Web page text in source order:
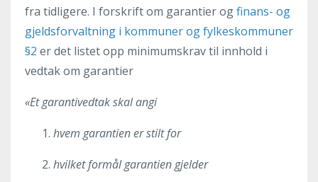
fra tidligere. I forskrift om garantier ogfinans- og
gjeldsforvaltning i kommuner og fylkeskommuner
§2 er det listet opp minimumskrav til innhold i
vedtak om garantier
«Et garantivedtak skal angi
hvem garantien er stilt for
hvilket formål garantien gjelder